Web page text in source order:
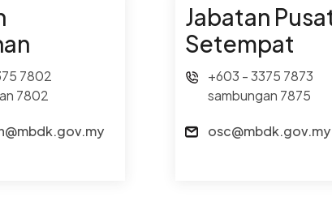
7802
7802
Jabatan
Setempat
+603 - 3375 7873
sambungan 7875
osc@mbdk.gov.my